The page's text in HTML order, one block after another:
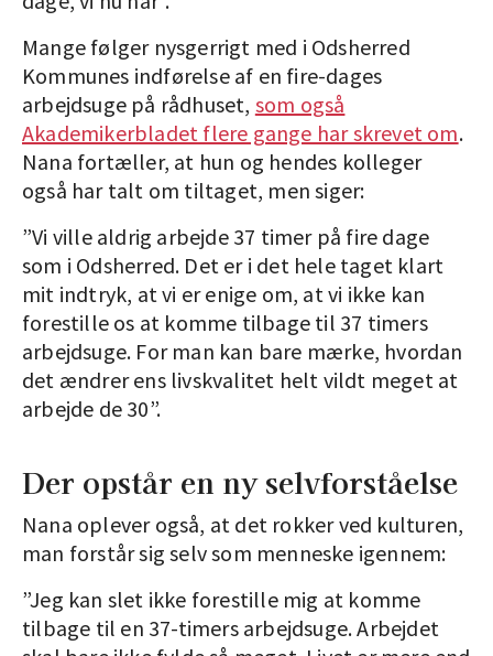
Mange følger nysgerrigt med i Odsherred
Kommunes indførelse af en fire-dages
arbejdsuge på rådhuset, som også
Akademikerbladet flere gange har skrevet om.
Nana fortæller, at hun og hendes kolleger
også har talt om tiltaget, men siger:
”Vi ville aldrig arbejde 37 timer på fire dage
som i Odsherred. Det er i det hele taget klart
mit indtryk, at vi er enige om, at vi ikke kan
forestille os at komme tilbage til 37 timers
arbejdsuge. For man kan bare mærke, hvordan
det ændrer ens livskvalitet helt vildt meget at
arbejde de 30”.
Der opstår en ny selvforståelse
Nana oplever også, at det rokker ved kulturen,
man forstår sig selv som menneske igennem:
”Jeg kan slet ikke forestille mig at komme
tilbage til en 37-timers arbejdsuge. Arbejdet